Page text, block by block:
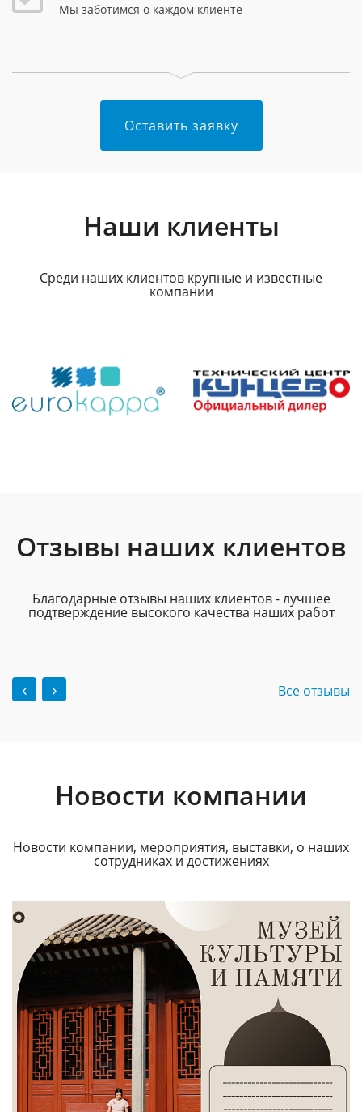
Мы заботимся о каждом клиенте
Оставить заявку
Наши клиенты
Среди наших клиентов крупные и известные
компании
Отзывы наших клиентов
Благодарные отзывы наших клиентов - лучшее
подтверждение высокого качества наших работ
‹ › Все отзывы
Новости компании
Новости компании, мероприятия, выставки, о наших
сотрудниках и достижениях